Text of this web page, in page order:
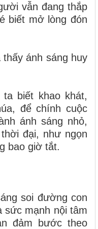
vẫn đang thắp
biết mở lòng đón
thấy ánh sáng huy
biết khao khát,
để chính cuộc
ánh sáng nhỏ,
đại, như ngọn
bao giờ tắt.
soi đường con
sức mạnh nội tâm
đảm bước theo